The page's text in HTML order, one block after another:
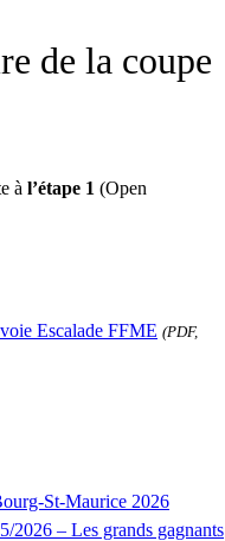
de la coupe
à l’étape 1 (Open
Escalade FFME (PDF,
St-Maurice 2026
2026 – Les grands gagnants